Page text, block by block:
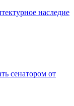
наследие
сенатором от